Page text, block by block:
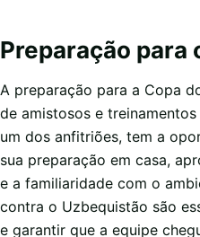
Preparação para
A preparação para a Copa
de amistosos e
um dos anfitriões, tem a
sua preparação em casa,
e a familiaridade com o
contra o Uzbequistão são
e garantir que a equipe